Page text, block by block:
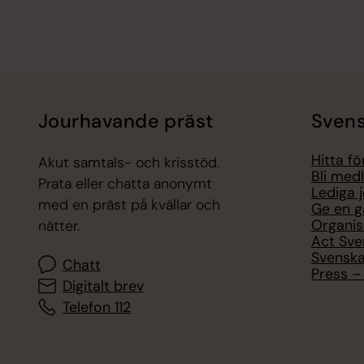
Jourhavande präst
Akut samtals- och krisstöd.
Prata eller chatta anonymt
med en präst på kvällar och
nätter.
Chatt
Digitalt brev
Telefon 112
Hitta
Bli
Lediga
Ge en
Act
Press